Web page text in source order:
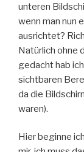
unteren
wenn man nun
ausrichtet?
Natürlich ohne
gedacht hab
sichtbaren
da die
waren).
Hier beginne